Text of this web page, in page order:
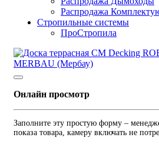
Распродажа
Стропильные системы
ПроСтропила
Онлайн просмотр
Заполните эту простую форму –
показа товара, камеру включать не